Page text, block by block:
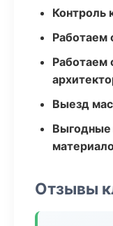
Контроль
Работаем
Работаем
Выезд
Выгодные
Отзывы